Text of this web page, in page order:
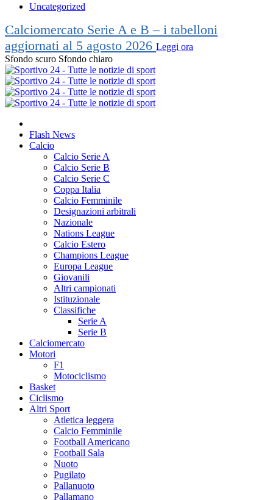
Uncategorized
Calciomercato Serie A e B – i tabelloni
aggiornati al 5 agosto 2026 Leggi ora
Sfondo scuro Sfondo chiaro
Flash News
Calcio
Calcio Serie A
Calcio Serie B
Calcio Serie C
Coppa Italia
Calcio Femminile
Designazioni arbitrali
Nazionale
Nations League
Calcio Estero
Champions League
Europa League
Giovanili
Altri campionati
Istituzionale
Classifiche
Serie A
Serie B
Calciomercato
Motori
F1
Motociclismo
Basket
Ciclismo
Altri Sport
Atletica leggera
Calcio Femminile
Football Americano
Football Sala
Nuoto
Pugilato
Pallanuoto
Pallamano